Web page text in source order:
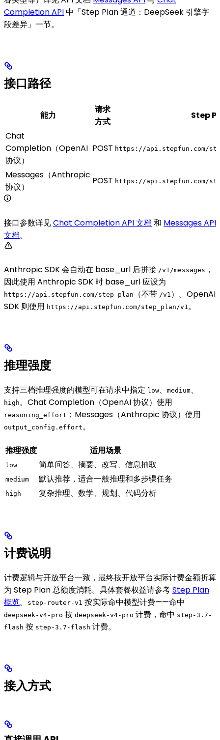
Completion API中「Step Plan 通道：DeepSeek 引擎字
段差异」一节。
接口路径
能力
请求
方式
Step
Chat
Completion（OpenAI
协议）
POST https://api.stepfun.com/
Messages（Anthropic
协议）
POST https://api.stepfun.com/
接口参数详见Chat Completion API 文档 和 Messages API
文档。
Anthropic SDK 会自动在 base_url 后拼接 /v1/messages ，
因此使用 Anthropic SDK 时 base_url 应设为
https://api.stepfun.com/step_plan （不带 /v1 ）。OpenAI
SDK 则使用 https://api.stepfun.com/step_plan/v1 。
推理强度
支持三档推理强度的模型可在请求中指定 low、 medium、
high。Chat Completion（OpenAI 协议）使用
reasoning_effort ；Messages（Anthropic 协议）使用
output_config.effort。
推理强度 适用场景
low 简单问答、摘要、改写、信息抽取
medium 默认推荐，适合一般推理和多步骤任务
high 复杂推理、数学、规划、代码分析
计费说明
计费逻辑与开放平台一致，最终按开放平台实际计费金额折算
为 Step Plan 总额度消耗。具体套餐权益请参考Step Plan
概览。 step-router-v1 按实际命中模型计费——命中
deepseek-v4-pro 按 deepseek-v4-pro 计费，命中 step-3.7-
flash 按 step-3.7-flash 计费。
接入方式